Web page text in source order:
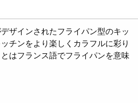
ザインされたフライパン型のキッ
チンをより楽しくカラフルに彩り
はフランス語でフライパンを意味